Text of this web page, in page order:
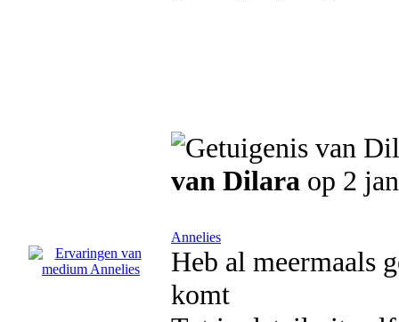
van Dilara op 2
Annelies
Heb al meermaals
komt